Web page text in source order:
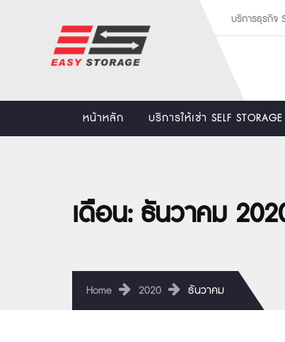
บริการธุรกิจ
หน้าหลัก บริการให้เช่า SELF STORAGE
เดือน: ธันวาคม
Home 2020 ธันวาคม